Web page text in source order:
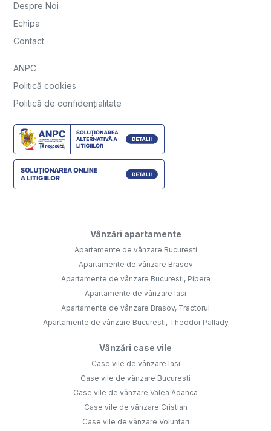
Despre Noi
Echipa
Contact
ANPC
Politică cookies
Politică de confidențialitate
Vânzări apartamente
Apartamente de vânzare Bucuresti
Apartamente de vânzare Brasov
Apartamente de vânzare Bucuresti, Pipera
Apartamente de vânzare Iasi
Apartamente de vânzare Brasov, Tractorul
Apartamente de vânzare Bucuresti, Theodor Pallady
Vânzări case vile
Case vile de vânzare Iasi
Case vile de vânzare Bucuresti
Case vile de vânzare Valea Adanca
Case vile de vânzare Cristian
Case vile de vânzare Voluntari